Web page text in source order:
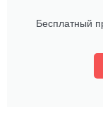
Бесплатный